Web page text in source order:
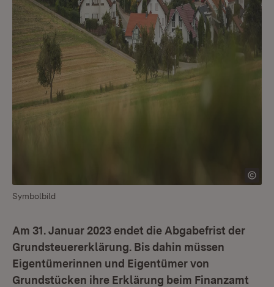
Symbolbild
Am 31. Januar 2023 endet die Abgabefrist der
Grundsteuererklärung. Bis dahin müssen
Eigentümerinnen und Eigentümer von
Grundstücken ihre Erklärung beim Finanzamt